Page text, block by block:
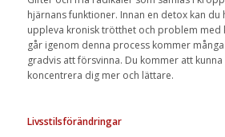
hjärnans funktioner. Innan en detox kan du
uppleva kronisk trötthet och problem med
går igenom denna process kommer
gradvis att försvinna. Du kommer att
koncentrera dig mer och lättare.
Livsstilsförändringar